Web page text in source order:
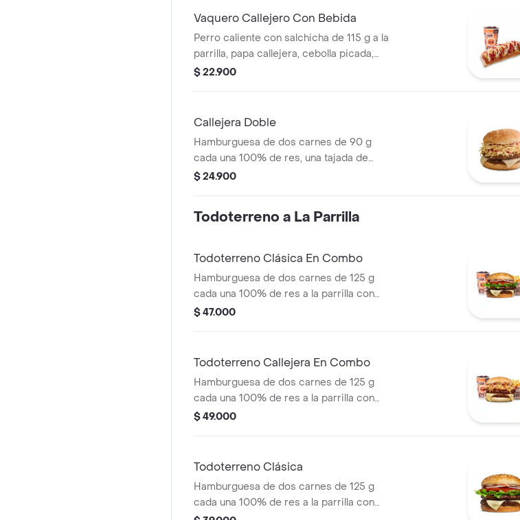
Vaquero Callejero Con Bebida
Perro caliente con salchicha de 115 g a la
parrilla, papa callejera, cebolla picada,
salsa blanca, salsa de tomate y mostaza
$ 22.900
Callejera Doble
Hamburguesa de dos carnes de 90 g
cada una 100% de res, una tajada de
queso tipo mozzarella, papas callejera,
$ 24.900
Todoterreno a La Parrilla
Todoterreno Clásica En Combo
Hamburguesa de dos carnes de 125 g
cada una 100% de res a la parrilla con
salsa bbq, queso mozzarella, lechuga,
$ 47.000
Todoterreno Callejera En Combo
Hamburguesa de dos carnes de 125 g
cada una 100% de res a la parrilla con
salsa bbq, tocineta, queso mozzarella,
$ 49.000
Todoterreno Clásica
Hamburguesa de dos carnes de 125 g
cada una 100% de res a la parrilla con